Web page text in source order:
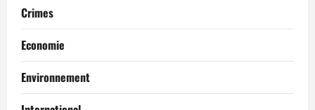
Crimes
Economie
Environnement